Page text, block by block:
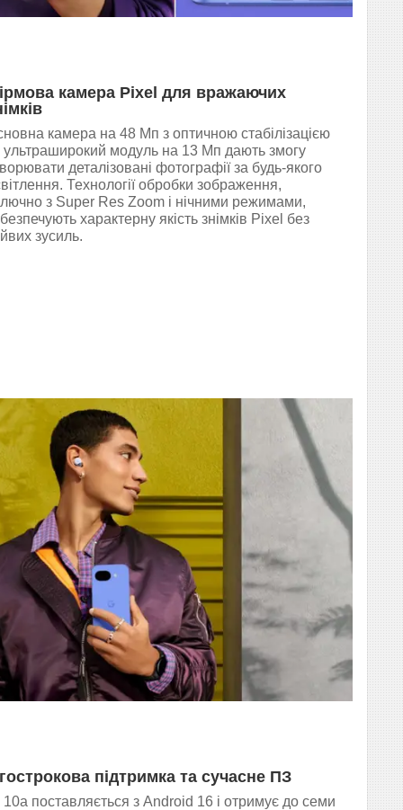
камера Pixel для вражаючих
камера на 48 Мп з оптичною стабілізацією
ультраширокий модуль на 13 Мп дають змогу
деталізовані фотографії за будь-якого
Технології обробки зображення,
з Super Res Zoom і нічними режимами,
характерну якість знімків Pixel без
зусиль.
підтримка та сучасне ПЗ
поставляється з Android 16 і отримує до семи